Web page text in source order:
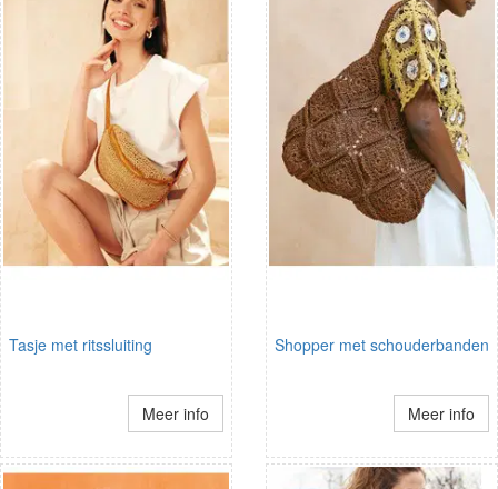
Tasje met ritssluiting
Meer info
Shopper met schouderbanden
Meer info